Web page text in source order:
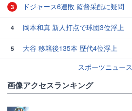
3 ドジャース6連敗 監督采配に疑問
4 岡本和真 新人打点で球団3位浮上
5
大谷 移籍後135本 歴代4位浮上
スポーツニュー
画像アクセスランキング